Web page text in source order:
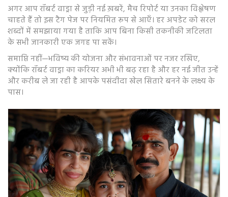
अगर आप रॉबर्ट वाड्रा से जुड़ी नई ख़बरें, मैच रिपोर्ट या उनका विश्लेषण
चाहते हैं तो इस टैग पेज पर नियमित रूप से आएँ। हर अपडेट को सरल
शब्दों में समझाया गया है ताकि आप बिना किसी तकनीकी जटिलता
के सभी जानकारी एक जगह पा सकें।
समाप्ति नहीं—भविष्य की योजना और संभावनाओं पर नजर रखिए,
क्योंकि रॉबर्ट वाड्रा का करियर अभी भी बढ़ रहा है और हर नई जीत उन्हें
और करीब ले जा रही है आपके पसंदीदा खेल सितारे बनने के लक्ष्य के
पास।